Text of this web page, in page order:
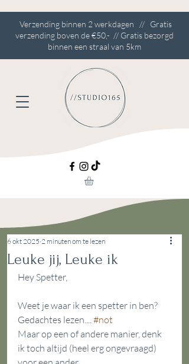
Verzending binnen 2 werkdagen // Gratis
verzending boven de €50,- // Gratis bezorgd
binnen een straal van 5km
Leuke jij, Leuke ik
6 okt 2025 2 minuten om te lezen
Hey Spetter,
Weet je waar ik een spetter in ben?
Gedachtes lezen.... #not
Maar op een of andere manier, denk
ik toch altijd (heel erg ongevraagd)